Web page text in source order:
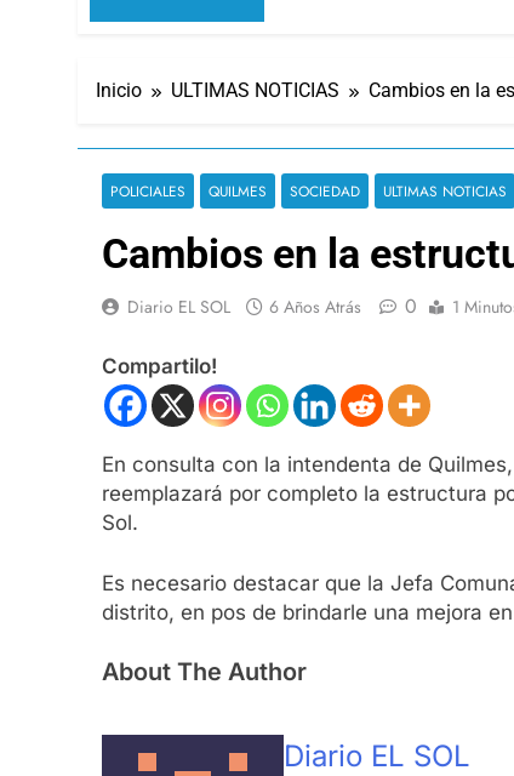
Inicio ULTIMAS NOTICIAS Cambios en la
POLICIALES QUILMES SOCIEDAD ULTIMAS NOTICIAS
Cambios en la
Diario EL SOL 6 Años Atrás 0 1
Compartilo!
En consulta con la intendenta de
reemplazará por completo la estructura
Sol.
Es necesario destacar que la Jefa
distrito, en pos de brindarle una mejora
About The Author
Diario EL SOL